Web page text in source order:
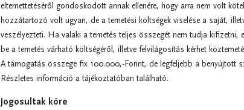
eltemettetéséről gondoskodott annak ellenére, hogy arra nem volt
hozzátartozó volt ugyan, de a temetési költségek viselése a saját,
veszélyezteti. Ha valaki a temetés teljes összegét nem tudja kifizetni,
be a temetés várható költségéről, illetve felvilágosítás kérhet
A támogatás összege fix 100.000,-Forint, de legfeljebb a benyújtott
Részletes információ a tájékoztatóban található.
Jogosultak köre